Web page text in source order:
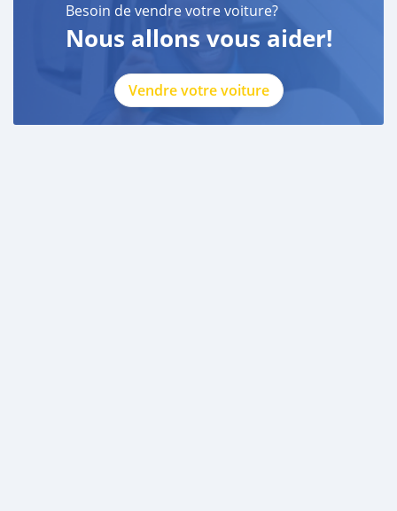
Besoin de vendre votre voiture?
Nous allons vous aider!
Vendre votre voiture